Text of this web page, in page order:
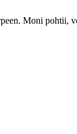
Moni pohtii,